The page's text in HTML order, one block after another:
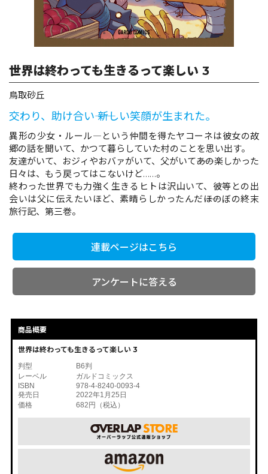
コミックガルド
コミッククリエ
コミックパルフェ
コミックエッセイ
閉じる
世界は終わっても生きるって楽しい 3
鳥取砂丘
交わり、助け合い―― 新しい笑顔が生まれた。
異形の少女・ルール―という仲間を得たヤコーネは彼女の故
郷の話を聞いて、かつて暮らしていた村のことを思い出す。
友達がいて、おジィやおバァがいて、父がいて――あの楽しかった
日々は、もう戻ってはこないけど……。
終わった世界でも力強く生きるヒトは沢山いて、彼等との出
会いは父に伝えたいほど、素晴らしかったんだ――ほのぼの終末
旅行記、第三巻。
連載ページはこちら
アンケートに答える
商品概要
世界は終わっても生きるって楽しい 3
判型
B6判
レーベル
ガルドコミックス
ISBN
978-4-8240-0093-4
発売日
2022年1月25日
価格
682円（税込）